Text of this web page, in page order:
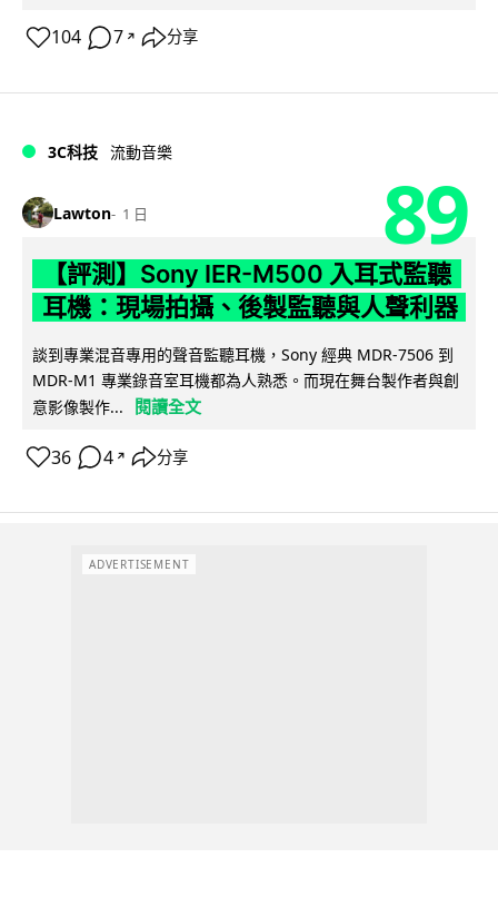
104 7 ↗ 分享
3C科技 流動音樂
Lawton 1 日 89
【評測】Sony IER-M500 入耳式監聽
耳機：現場拍攝、後製監聽與人聲利器
談到專業混音專用的聲音監聽耳機，Sony 經典 MDR-7506 到
MDR-M1 專業錄音室耳機都為人熟悉。而現在舞台製作者與創
意影像製作...
閱讀全文
36 4 ↗ 分享
ADVERTISEMENT